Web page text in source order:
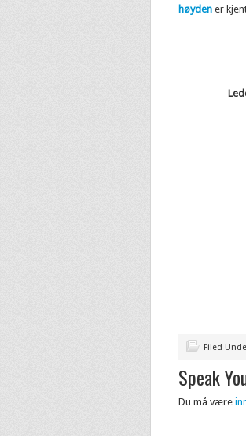
høyden er
Filed
Speak
Du må være